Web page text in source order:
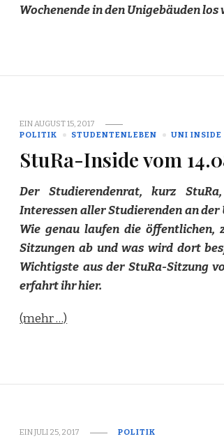
Wochenende in den Unigebäuden los
EINAUGUST 15, 2017
POLITIK
STUDENTENLEBEN UNI INSIDE
StuRa-Inside vom
Der Studierendenrat, kurz
Interessen aller Studierenden an der
Wie genau laufen die öffentlichen,
Sitzungen ab und was wird dort
Wichtigste aus der StuRa-Sitzung
erfahrt ihr hier.
(mehr …)
EINJULI 25, 2017 POLITIK